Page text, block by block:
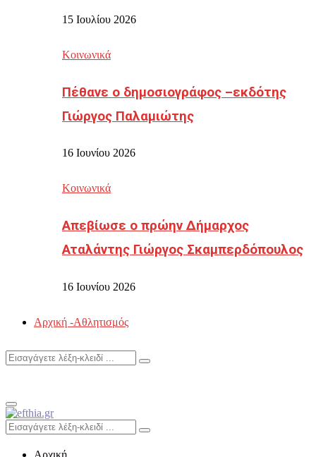
15 Ιουλίου 2026
Κοινωνικά
Πέθανε ο δημοσιογράφος –εκδότης
Γιώργος Παλαμιώτης
16 Ιουνίου 2026
Κοινωνικά
Απεβίωσε ο πρώην Δήμαρχος
Αταλάντης Γιώργος Σκαμπερδόπουλος
16 Ιουνίου 2026
Αρχική -Αθλητισμός
Search
Search
Primary
Menu
Search
for:
Search
Αρχική